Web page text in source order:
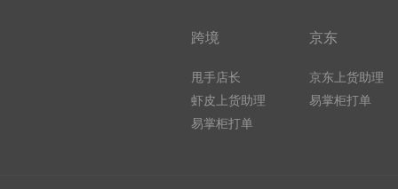
跨境
甩手店长
虾皮上货助理
易掌柜打单
京东
京东上货助理
易掌柜打单